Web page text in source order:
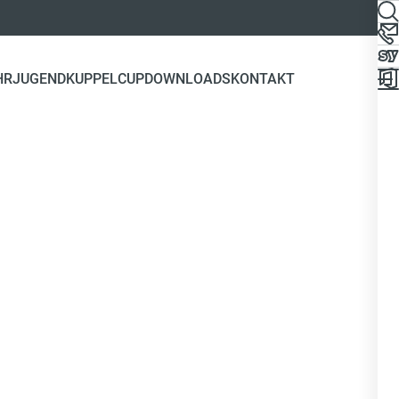
KUPPELCUPDOWNLOADSKONTAKT